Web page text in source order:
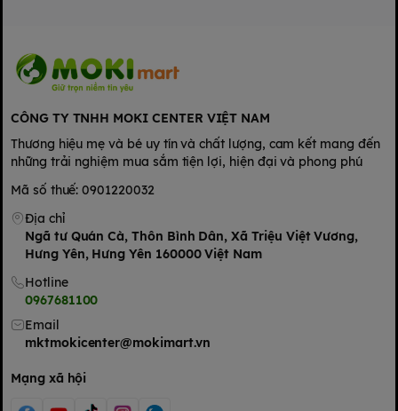
Nam châm nhỏ được gắn chắc chắn, không dễ bong rơi
✅ Lưu ý sử dụng:
Sử dụng dưới sự giám sát của người lớn (đặc biệt với trẻ dưới 3
Vệ sinh bề mặt bàn và đồ chơi bằng khăn mềm
Không để đồ chơi tiếp xúc với nguồn nhiệt hoặc nước lâu
🌏 Xuất xứ:
Sản xuất tại Trung Quốc
nhật, lễ tết, hay phần thưởng học tập – hỗ trợ bé phát triển tư
CÔNG TY TNHH MOKI CENTER VIỆT NAM
Thương hiệu mẹ và bé uy tín và chất lượng, cam kết mang đến
những trải nghiệm mua sắm tiện lợi, hiện đại và phong phú
Mã số thuế: 0901220032
Địa chỉ
Ngã tư Quán Cà, Thôn Bình Dân, Xã Triệu Việt Vương,
Hưng Yên, Hưng Yên 160000 Việt Nam
Hotline
0967681100
Email
mktmokicenter@mokimart.vn
Mạng xã hội